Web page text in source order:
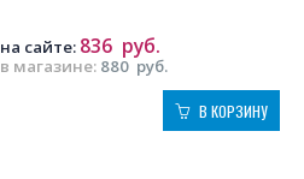
в магазине: 880 руб.
на сайте: 836 руб.
В КОРЗИНУ